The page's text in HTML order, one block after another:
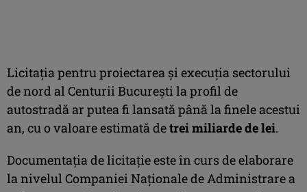
Licitaţia pentru proiectarea şi execuţia sectorului
de nord al Centurii Bucureşti la profil de
autostradă ar putea fi lansată până la finele acestui
an, cu o valoare estimată detrei miliarde de lei.
Documentaţia de licitaţie este în curs de elaborare
la nivelul Companiei Naţionale de Administrare a